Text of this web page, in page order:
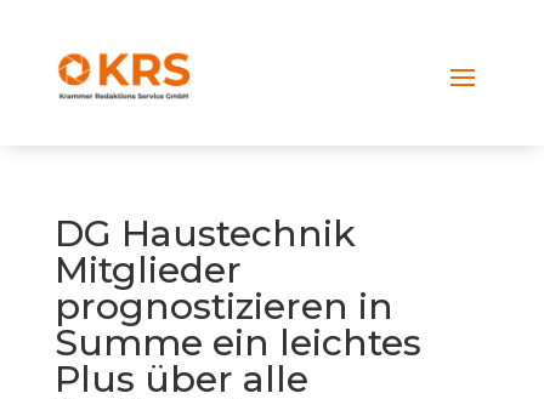
DG Haustechnik
Mitglieder
prognostizieren in
Summe ein leichtes
Plus über alle